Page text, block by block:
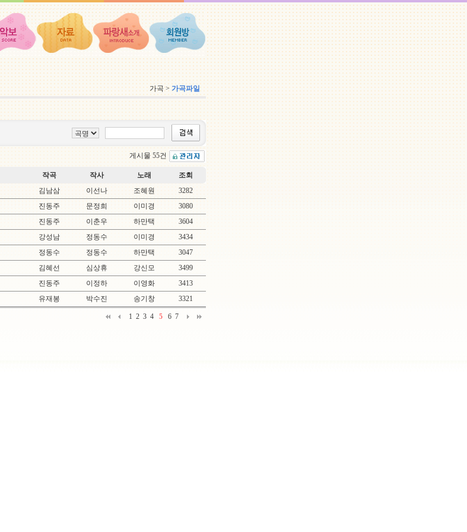
가곡 > 가곡파일
게시물 55건
작곡 작사 노래
조회
김남삼 이선나 조혜원
3282
진동주 문정희 이미경
3080
진동주 이춘우 하만택
3604
강성남 정동수 이미경
3434
정동수 정동수 하만택
3047
김혜선 심상휴 강신모
3499
진동주 이정하 이영화
3413
유재봉 박수진 송기창 3321
1 2 3 4 5 6 7